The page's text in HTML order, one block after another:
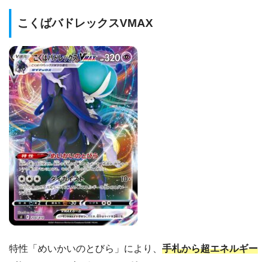
こくばバドレックスVMAX
特性「めいかいのとびら」により、 手札から超エネルギー